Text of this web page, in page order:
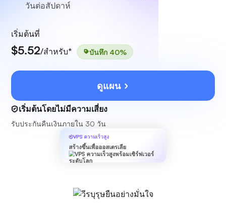
วันต่อสัปดาห์
เริ่มต้นที่
$5.52/สำหรับ* บันทึก 40%
ดูแผน
เริ่มต้นโดยไม่มีความเสี่ยง
รับประกันคืนเงินภายใน 30 วัน
VPS ความเร็วสูง
สร้างขึ้นเพื่อออสเตรเลีย